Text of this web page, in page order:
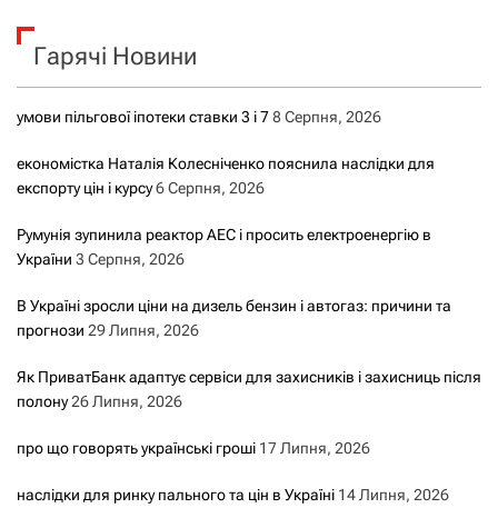
к
Гарячі Новини
умови пільгової іпотеки ставки 3 і 78 Серпня, 2026
економістка Наталія Колесніченко пояснила наслідки для
експорту цін і курсу6 Серпня, 2026
Румунія зупинила реактор АЕС і просить електроенергію в
України 3 Серпня, 2026
В Україні зросли ціни на дизель бензин і автогаз: причини та
прогнози 29 Липня, 2026
Як ПриватБанк адаптує сервіси для захисників і захисниць після
полону26 Липня, 2026
про що говорять українські гроші 17 Липня, 2026
наслідки для ринку пального та цін в Україні 14 Липня, 2026